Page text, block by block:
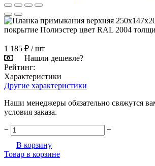
1 185 ₽ / шт
Нашли дешевле?
Рейтинг:
Характеристики
Другие характеристики
Наши менеджеры обязательно свяжутся
условия заказа.
−
+
В корзину
Товар в корзине